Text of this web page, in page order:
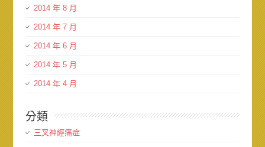
2014 年 8 月
2014 年 7 月
2014 年 6 月
2014 年 5 月
2014 年 4 月
分類
三叉神經痛症